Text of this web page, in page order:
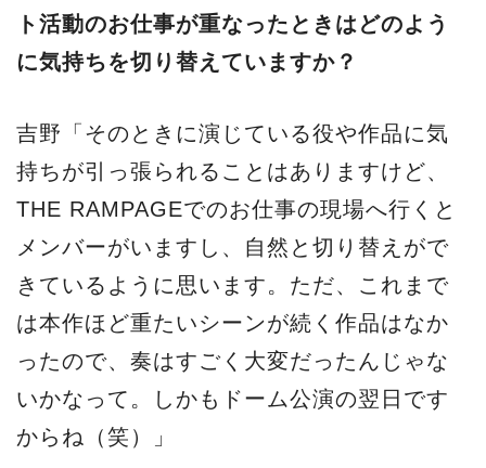
ト活動のお仕事が重なったときはどのよう
に気持ちを切り替えていますか？
吉野「そのときに演じている役や作品に気
持ちが引っ張られることはありますけど、
THE RAMPAGEでのお仕事の現場へ行くと
メンバーがいますし、自然と切り替えがで
きているように思います。ただ、これまで
は本作ほど重たいシーンが続く作品はなか
ったので、奏はすごく大変だったんじゃな
いかなって。しかもドーム公演の翌日です
からね（笑）」